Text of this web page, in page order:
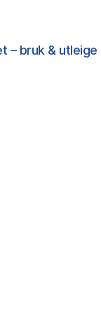
– bruk & utleige